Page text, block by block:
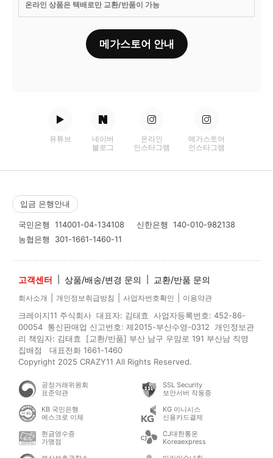
온라인 상품은 택배로만 교환/반품이 가능
메가스토어 안내
유튜브
네이버
블로그
온라인
인스타그램
메가스토어
인스타그램
입금 은행안내
국민은행 114001-04-134108 신한은행 140-010-982138
농협은행 301-1661-1460-11
고객센터 상품/배송/변경 문의 교환/반품 문의
회사소개 개인정보취급방침 사업자번호확인 이용약관
크레이지11 주식회사 대표자: 김태효 사업자등록번호: 452-86-
00054 통신판매업 신고번호: 제2015-부산수영-0312 개인정보관
리 책임자: 김태효 [교환/반품] 부산 남구 우암로 191 부산남 직영
집배점 대표전화 1661-1460
Copyright 2025 CRAZY11 All Rights Reserved.
공정거래위원회
표준약관
SSL Security
보안서버 작동중
KB 국민은행
에스크로 이체
KG 이니시스
신용카드결제
현금영수증
가맹점
CJ대한통운
Koreaexpress